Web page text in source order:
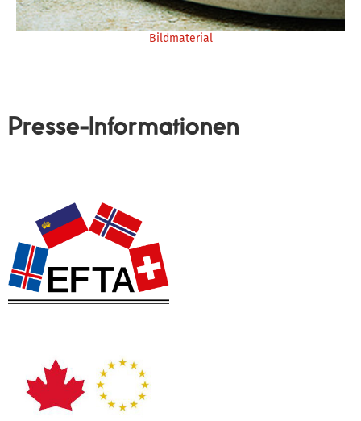
Bildmaterial
Presse-Informationen